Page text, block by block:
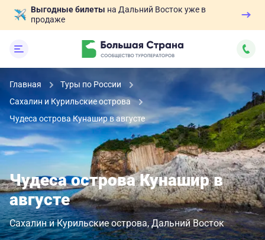
Выгодные билеты на Дальний Восток уже в
продаже
Главная
Туры по России
Сахалин и Курильские острова
Чудеса острова Кунашир в августе
Чудеса острова Кунашир в
августе
Сахалин и Курильские острова Дальний Восток